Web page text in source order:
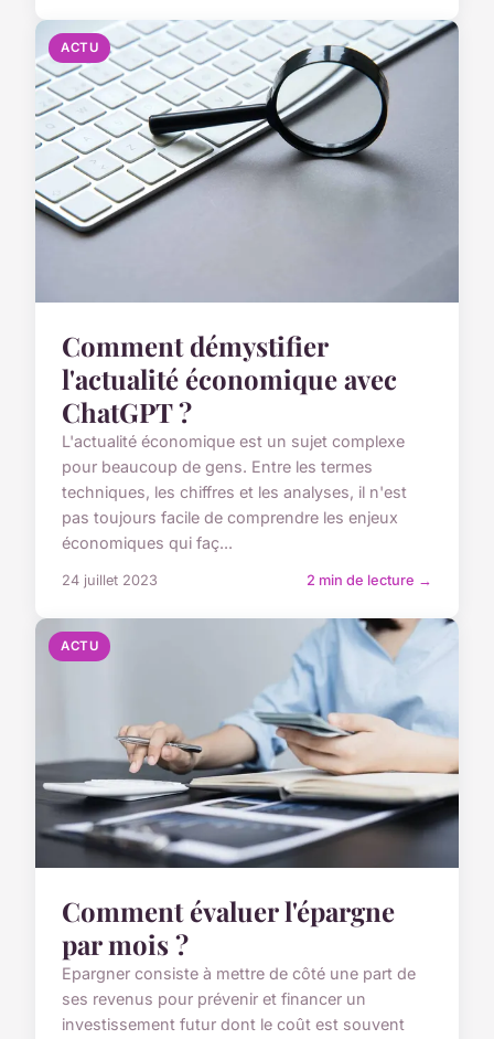
ACTU
Comment démystifier
l'actualité économique avec
ChatGPT ?
L'actualité économique est un sujet complexe
pour beaucoup de gens. Entre les termes
techniques, les chiffres et les analyses, il n'est
pas toujours facile de comprendre les enjeux
économiques qui faç...
24 juillet 2023 2 min de lecture →
ACTU
Comment évaluer l'épargne
par mois ?
Epargner consiste à mettre de côté une part de
ses revenus pour prévenir et financer un
investissement futur dont le coût est souvent